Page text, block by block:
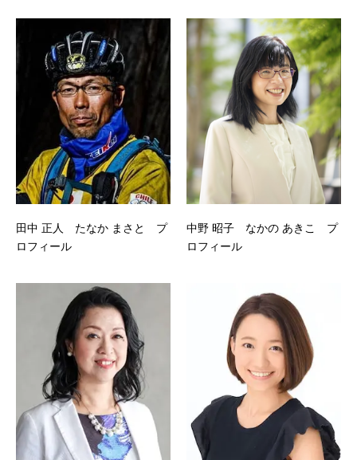
田中 正人 たなか まさと プ
ロフィール
中野 昭子 なかの あきこ プ
ロフィール